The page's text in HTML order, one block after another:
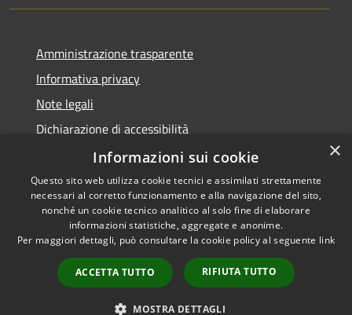
Amministrazione trasparente
Informativa privacy
Note legali
Dichiarazione di accessibilità
Whistleblowing
RSS
Accessibilità
Copyright © 2026 • Comune di
Municipium•
Accesso
redazione
×
Informazioni sui cookie
Questo sito web utilizza cookie tecnici e assimilati strettamente
necessari al corretto funzionamento e alla navigazione del sito,
nonché un cookie tecnico analitico al solo fine di elaborare
informazioni statistiche, aggregate e anonime.
Per maggiori dettagli, può consultare la cookie policy al seguente link
ACCETTA TUTTO RIFIUTA TUTTO
MOSTRA DETTAGLI